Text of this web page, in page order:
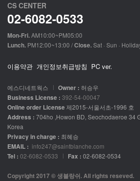
CS CENTER
02-6082-0533
Mon-Fri.AM10:00~PM05:00
Lunch. PM12:00~13:00 /Close.Sat · Sun ·
이용약관 개인정보취급방침 PC ver.
에스디네트웍스 Owner : 허승우
Business License : 392-54-00047
Online order License제2015-서울서초-1996 호
Address : 704ho ,Howon BD, Seochodaeroe 34
Korea
Privacy in charge : 최혜승
EMAIL : info247@saintblanche.com
Tel : 02-6082-0533 Fax : 02-6082-0534
Copyright 2017 © 생블랑쉬. All rights reseved.